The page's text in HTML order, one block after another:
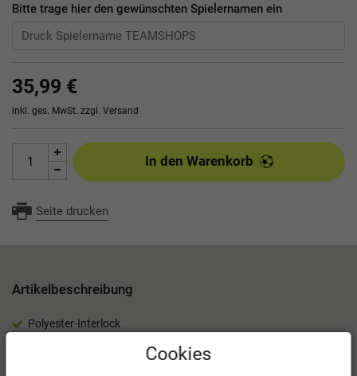
Bitte trage hier den gewünschten Spielernamen ein
35,99 €
inkl. ges. MwSt. zzgl. Versand
In den Warenkorb
Seite drucken
Artikelbeschreibung
Polyester-Interlock
100 % Polyester (recycelt)Cookies